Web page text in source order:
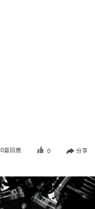
0篇回應 0 分享